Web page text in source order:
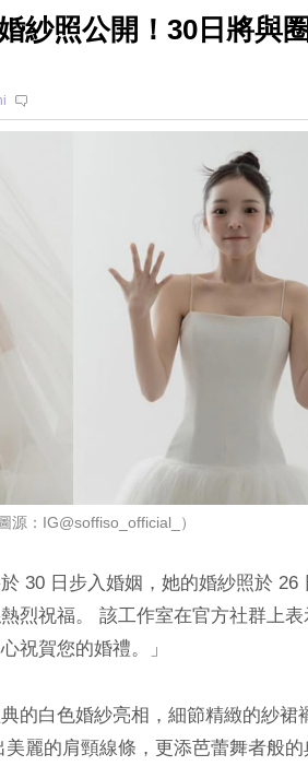
紗照公開！30日將與
源：IG@soffiso_official_）
30 日步入婚姻，她的婚紗照於 26
烈祝福。 該工作室在官方社群上
祝賀您的婚禮。」
的白色婚紗亮相，細節精緻的紗裙
麗的肩頸線條，更添芭蕾舞者般